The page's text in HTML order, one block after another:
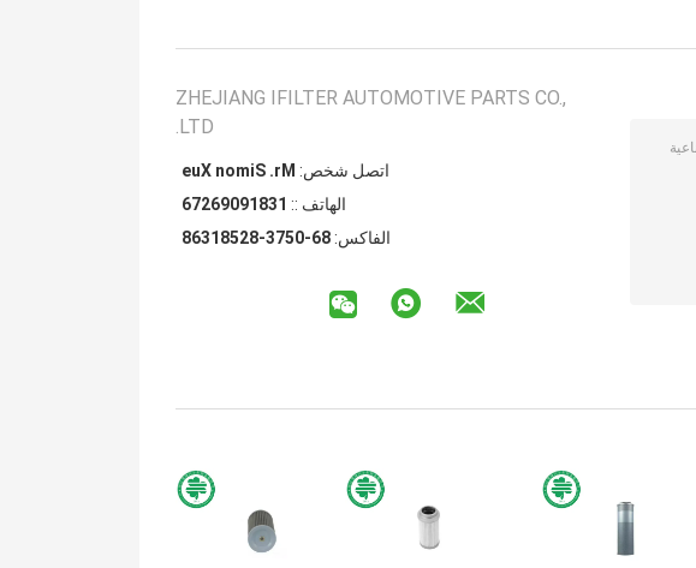
ZHEJIANG IFILTER AUTOMOTIVE PARTS CO.,
LTD.
اتصل شخص: Mr. Simon Xue
الهاتف :: 13819096276
الفاكس: 86-0573-82581368